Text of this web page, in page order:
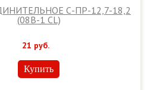
С-ПР-12,7-18,2
(08В-1 CL)
21 руб.
Купить